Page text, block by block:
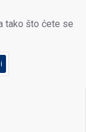
tako što ćete se